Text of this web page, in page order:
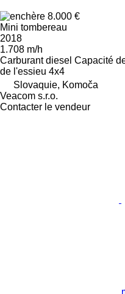
8.000 €
Mini tombereau
2018
1.708 m/h
Carburant diesel Capacité
de l'essieu 4x4
Slovaquie, Komoča
Veacom s.r.o.
Contacter le vendeur